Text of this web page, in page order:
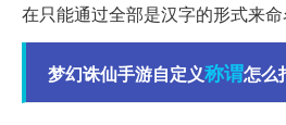
在只能通过全部是汉字的形式来命
梦幻诛仙手游自定义称谓怎么